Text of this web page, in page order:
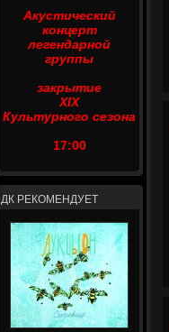
Акустический
концерт
легендарной
группы
закрытие
XIX
Культурного сезона
17:00
ДК РЕКОМЕНДУЕТ